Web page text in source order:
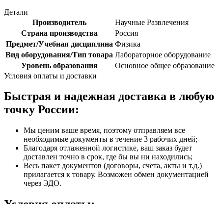
Детали
Производитель
Научные Развлечения
Страна производства
Россия
Предмет/Учебная дисциплина Физика
Вид оборудования/Тип товара Лабораторное оборудование
Уровень образования
Основное общее образование
Условия оплаты и доставки
Быстрая и надежная доставка в любую
точку России:
Мы ценим ваше время, поэтому отправляем все
необходимые документы в течение 3 рабочих дней;
Благодаря отлаженной логистике, ваш заказ будет
доставлен точно в срок, где бы вы ни находились;
Весь пакет документов (договоры, счета, акты и т.д.)
прилагается к товару. Возможен обмен документацией
через ЭДО.